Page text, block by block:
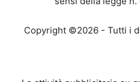
Copyright ©2026 - Tutti i